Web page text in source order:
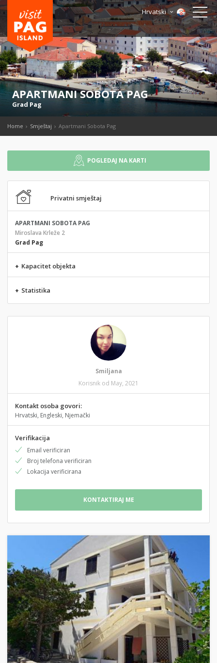
Hrvatski
APARTMANI SOBOTA PAG
Grad Pag
Home Smještaj Apartmani Sobota Pag
POGLEDAJ NA KARTI
Privatni smještaj
APARTMANI SOBOTA PAG
Miroslava Krleže 2
Grad Pag
+ Kapacitet objekta
+ Statistika
Smiljana
Korisnik od May, 2021
Kontakt osoba govori:
Hrvatski, Engleski, Njemački
Verifikacija
Email verificiran
Broj telefona verificiran
Lokacija verificirana
KONTAKTIRAJ ME